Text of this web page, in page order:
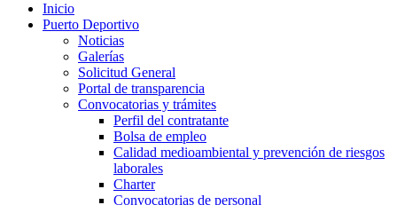
Inicio
Puerto Deportivo
Noticias
Galerías
Solicitud General
Portal de transparencia
Convocatorias y trámites
Perfil del contratante
Bolsa de empleo
Calidad medioambiental y prevención de riesgos
laborales
Charter
Convocatorias de personal